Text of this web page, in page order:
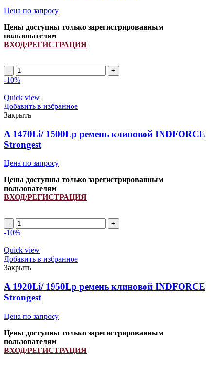
86517938
quantity
Цена по запросу
Цены доступны только зарегистрированным
пользователям
ВХОД/РЕГИСТРАЦИЯ
A
1220Li/
(РСМ
6201489)
ремень
клиновой
INDFORCE
Strongest
quantity
-10%
Quick view
Добавить в избранное
Закрыть
A 1470Li/ 1500Lp ремень клиновой INDFORCE
Strongest
Цена по запросу
Цены доступны только зарегистрированным
пользователям
ВХОД/РЕГИСТРАЦИЯ
A
1470Li/
ремень
клиновой
INDFORCE
Strongest
quantity
-10%
Quick view
Добавить в избранное
Закрыть
A 1920Li/ 1950Lp ремень клиновой INDFORCE
Strongest
Цена по запросу
Цены доступны только зарегистрированным
пользователям
ВХОД/РЕГИСТРАЦИЯ